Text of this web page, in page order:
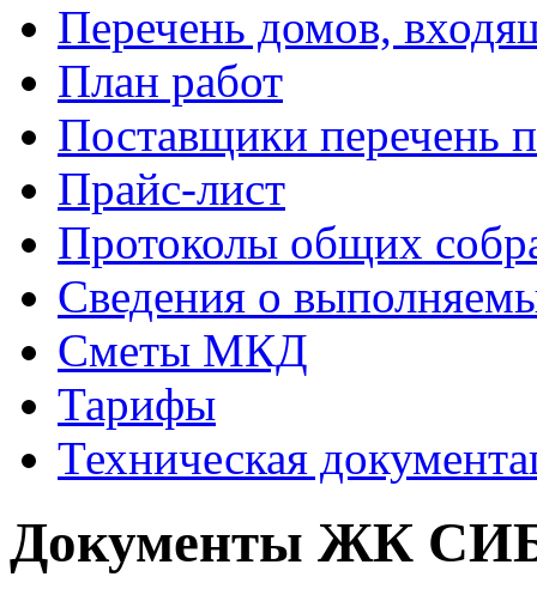
Перечень домов,
План работ
Поставщики перечень
Прайс-лист
Протоколы общих
Сведения о
Сметы МКД
Тарифы
Техническая
Документы ЖК